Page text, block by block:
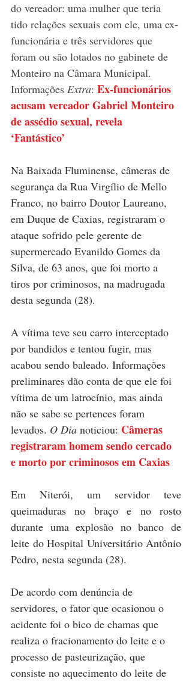
do vereador: uma mulher que teria
tido relações sexuais com ele, uma ex-
funcionária e três servidores que
foram ou são lotados no gabinete de
Monteiro na Câmara Municipal.
Informações Extra: Ex-funcionários
acusam vereador Gabriel Monteiro
de assédio sexual, revela
‘Fantástico’
Na Baixada Fluminense, câmeras de
segurança da Rua Virgílio de Mello
Franco, no bairro Doutor Laureano,
em Duque de Caxias, registraram o
ataque sofrido pele gerente de
supermercado Evanildo Gomes da
Silva, de 63 anos, que foi morto a
tiros por criminosos, na madrugada
desta segunda (28).
A vítima teve seu carro interceptado
por bandidos e tentou fugir, mas
acabou sendo baleado. Informações
preliminares dão conta de que ele foi
vítima de um latrocínio, mas ainda
não se sabe se pertences foram
levados. O Dia noticiou: Câmeras
registraram homem sendo cercado
e morto por criminosos em Caxias
Em Niterói, um servidor teve
queimaduras no braço e no rosto
durante uma explosão no banco de
leite do Hospital Universitário Antônio
Pedro, nesta segunda (28).
De acordo com denúncia de
servidores, o fator que ocasionou o
acidente foi o bico de chamas que
realiza o fracionamento do leite e o
processo de pasteurização, que
consiste no aquecimento do leite de